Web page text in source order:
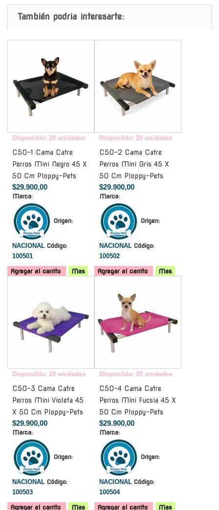
También podria interesarte:
Disponible: 20 unidades
C50-1 Cama Catre
Perros Mini Negro 45 X
50 Cm Ploppy-Pets
$29.900,00
Marca:
Origen:
NACIONAL Código:
100501
Agregar al carrito Mas
Disponible: 20 unidades
C50-2 Cama Catre
Perros Mini Gris 45 X
50 Cm Ploppy-Pets
$29.900,00
Marca:
Origen:
NACIONAL Código:
100502
Agregar al carrito
Mas
Disponible: 20 unidades
C50-3 Cama Catre
Perros Mini Violeta 45
X 50 Cm Ploppy-Pets
$29.900,00
Marca:
Origen:
NACIONAL Código:
100503
Agregar al carrito Mas
Disponible: 20 unidades
C50-4 Cama Catre
Perros Mini Fucsia 45 X
50 Cm Ploppy-Pets
$29.900,00
Marca:
Origen:
NACIONAL Código:
100504
Agregar al carrito Mas